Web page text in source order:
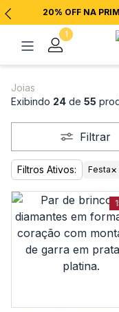
20% OFF NA
1
Joias
Exibindo 24 de 55
Filtrar
Filtros Ativos: Festa×